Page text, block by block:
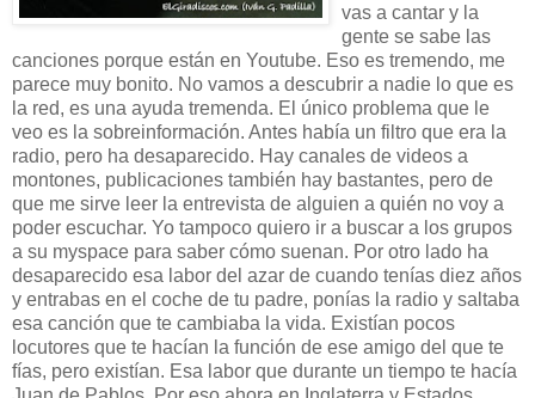
vas a cantar y la
gente se sabe las
canciones porque están en Youtube. Eso es tremendo, me
parece muy bonito. No vamos a descubrir a nadie lo que es
la red, es una ayuda tremenda. El único problema que le
veo es la sobreinformación. Antes había un filtro que era la
radio, pero ha desaparecido. Hay canales de videos a
montones, publicaciones también hay bastantes, pero de
que me sirve leer la entrevista de alguien a quién no voy a
poder escuchar. Yo tampoco quiero ir a buscar a los grupos
a su myspace para saber cómo suenan. Por otro lado ha
desaparecido esa labor del azar de cuando tenías diez años
y entrabas en el coche de tu padre, ponías la radio y saltaba
esa canción que te cambiaba la vida. Existían pocos
locutores que te hacían la función de ese amigo del que te
fías, pero existían. Esa labor que durante un tiempo te hacía